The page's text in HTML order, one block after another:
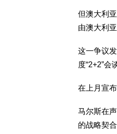
但澳大利
由澳大利
这一争议
度“2+2”会
在上月宣
马尔斯在
的战略契